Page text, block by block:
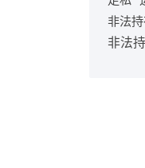
非法
非法